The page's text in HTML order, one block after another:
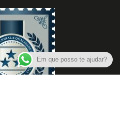
Em que posso te ajudar?